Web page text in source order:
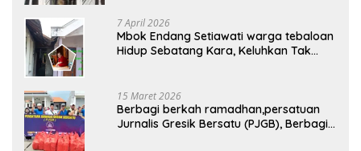
7 April 2026
Mbok Endang Setiawati warga tebaloan
Hidup Sebatang Kara, Keluhkan Tak
15 Maret 2026
Berbagi berkah ramadhan,persatuan
Jurnalis Gresik Bersatu (PJGB), Berbagi